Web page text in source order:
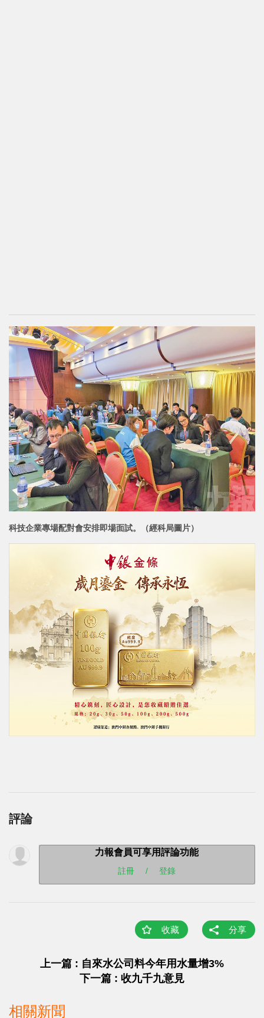
科技企業專場配對會安排即場面試。（經科局圖片）
評論
力報會員可享用評論功能
註冊 / 登錄
收藏 分享
上一篇 : 自來水公司料今年用水量增3%
下一篇 : 收九千九意見
相關新聞